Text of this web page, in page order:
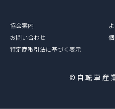
協会案内
お問い合わせ
特定商取引法に基づく表示
©自転車産